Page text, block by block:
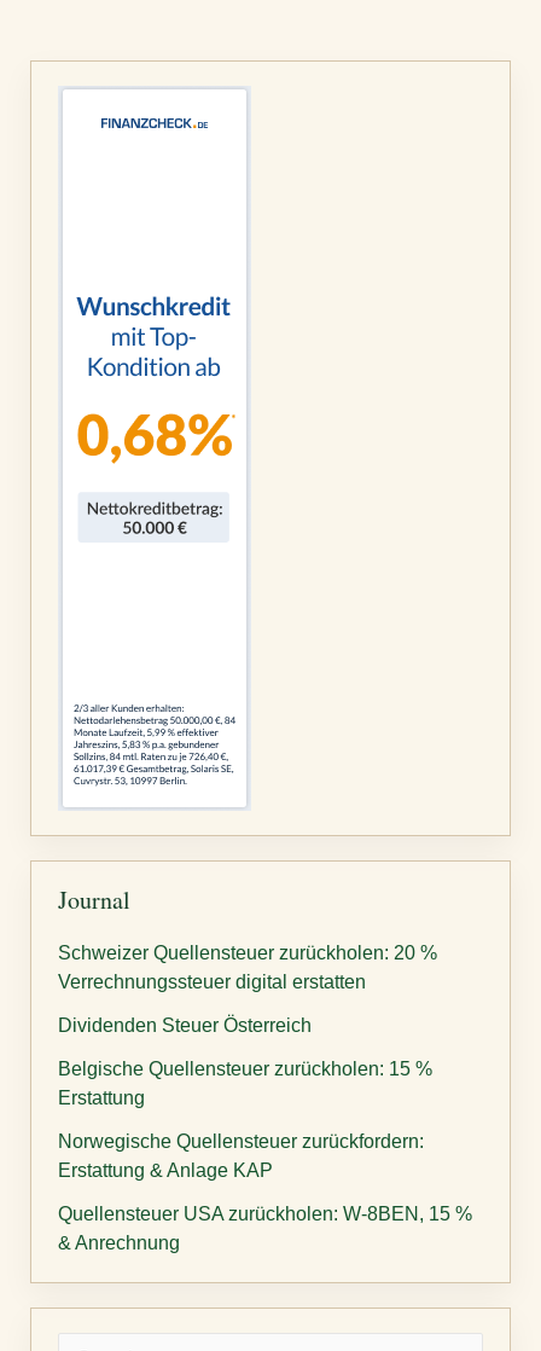
Journal
Schweizer Quellensteuer zurückholen: 20 %
Verrechnungssteuer digital erstatten
Dividenden Steuer Österreich
Belgische Quellensteuer zurückholen: 15 %
Erstattung
Norwegische Quellensteuer zurückfordern:
Erstattung & Anlage KAP
Quellensteuer USA zurückholen: W-8BEN, 15 %
& Anrechnung